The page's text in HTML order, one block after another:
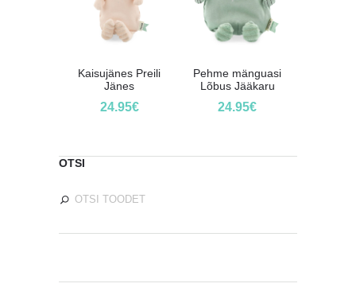
Kaisujänes Preili
Jänes
24.95€
Pehme mänguasi
Lõbus Jääkaru
24.95€
OTSI